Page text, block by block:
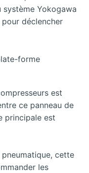
Yokogawa
pour déclencher
forme
est
ce panneau de
principale est
pneumatique, cette
les